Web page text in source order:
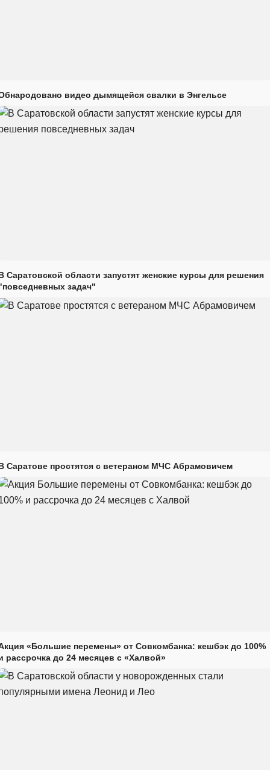
видео дымящейся свалки в Энгельсе
Саратовской области запустят женские курсы для решения
задач"
Саратове простятся с ветераном МЧС Абрамовичем
«Большие перемены» от Совкомбанка: кешбэк до 100%
рассрочка до 24 месяцев с «Халвой»